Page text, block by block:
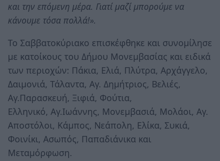
και την επόμενη μέρα. Γιατί μαζί μπορούμε να
κάνουμε τόσα πολλά!».
Το Σαββατοκύριακο επισκέφθηκε και συνομίλησε
με κατοίκους του Δήμου Μονεμβασίας και ειδικά
των περιοχών: Πάκια, Ελιά, Πλύτρα, Αρχάγγελο,
Δαιμονιά, Τάλαντα, Αγ. Δημήτριος, Βελιές,
Αγ.Παρασκευή, Ξιφιά, Φούτια,
Ελληνικό, Αγ.Ιωάννης, Μονεμβασιά, Μολάοι, Αγ.
Αποστόλοι, Κάμπος, Νεάπολη, Ελίκα, Συκιά,
Φοινίκι, Ασωπός, Παπαδιάνικα και
Μεταμόρφωση.